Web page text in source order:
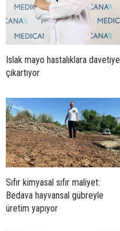
Islak mayo hastalıklara davetiye
çıkartıyor
Sıfır kimyasal sıfır maliyet:
Bedava hayvansal gübreyle
üretim yapıyor